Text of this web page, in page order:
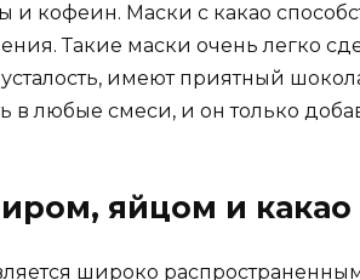
и кофеин. Маски с какао
Такие маски очень легко
имеют приятный
в любые смеси, и он только
яйцом и какао
широко